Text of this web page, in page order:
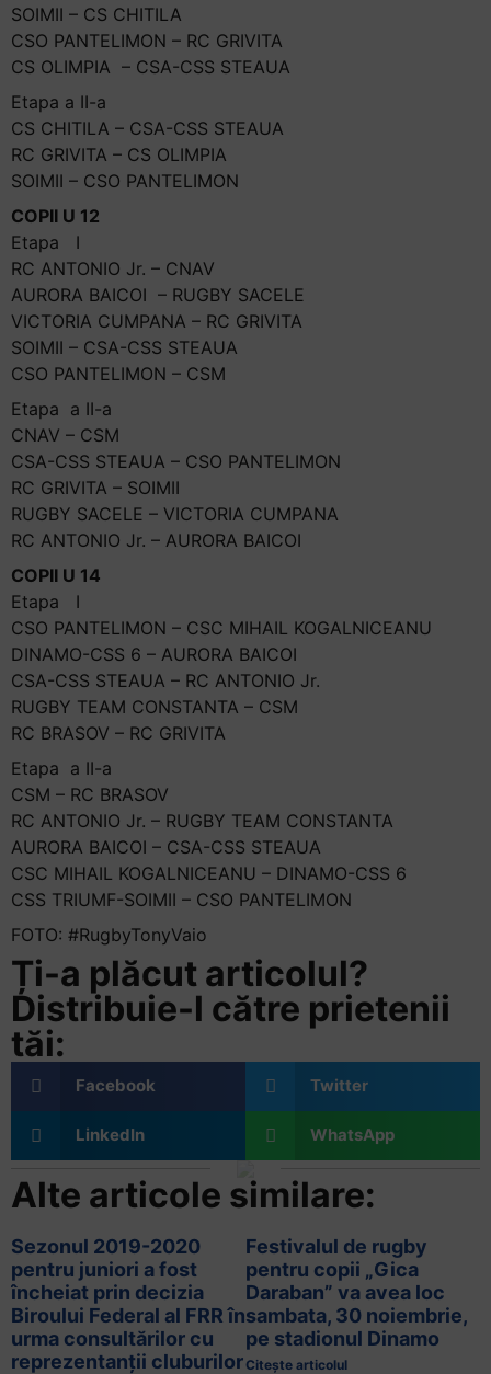
SOIMII – CS CHITILA
CSO PANTELIMON – RC GRIVITA
CS OLIMPIA – CSA-CSS STEAUA
Etapa a II-a
CS CHITILA – CSA-CSS STEAUA
RC GRIVITA – CS OLIMPIA
SOIMII – CSO PANTELIMON
COPII U 12
Etapa I
RC ANTONIO Jr. – CNAV
AURORA BAICOI – RUGBY SACELE
VICTORIA CUMPANA – RC GRIVITA
SOIMII – CSA-CSS STEAUA
CSO PANTELIMON – CSM
Etapa a II-a
CNAV – CSM
CSA-CSS STEAUA – CSO PANTELIMON
RC GRIVITA – SOIMII
RUGBY SACELE – VICTORIA CUMPANA
RC ANTONIO Jr. – AURORA BAICOI
COPII U 14
Etapa I
CSO PANTELIMON – CSC MIHAIL KOGALNICEANU
DINAMO-CSS 6 – AURORA BAICOI
CSA-CSS STEAUA – RC ANTONIO Jr.
RUGBY TEAM CONSTANTA – CSM
RC BRASOV – RC GRIVITA
Etapa a II-a
CSM – RC BRASOV
RC ANTONIO Jr. – RUGBY TEAM CONSTANTA
AURORA BAICOI – CSA-CSS STEAUA
CSC MIHAIL KOGALNICEANU – DINAMO-CSS 6
CSS TRIUMF-SOIMII – CSO PANTELIMON
FOTO: #RugbyTonyVaio
Ți-a plăcut articolul?
Distribuie-l către prietenii
tăi:
Facebook Twitter
LinkedIn WhatsApp
Alte articole similare:
Sezonul 2019-2020
pentru juniori a fost
încheiat prin decizia
Biroului Federal al FRR în
urma consultărilor cu
reprezentanții cluburilor
Festivalul de rugby
pentru copii „Gica
Daraban” va avea loc
sambata, 30 noiembrie,
pe stadionul Dinamo
Citește articolul